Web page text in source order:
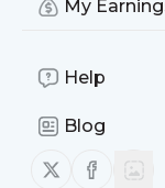
My
Help
Blog
Follow us on
Follow
FotoInform
unsubscribe
You can also
and keywords
from
which you are
“Filter” button